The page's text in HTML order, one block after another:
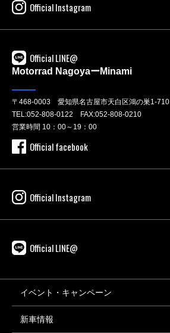
Official Instagram
Official LINE@
Motorrad NagoyaーMinami
〒468-0003 愛知県名古屋市天白区鴻の巣1-710
TEL:052-808-0122 FAX:052-808-0210
営業時間 10：00～19：00
Official facebook
Official Instagram
Official LINE@
イベント・キャンペーン
新車情報